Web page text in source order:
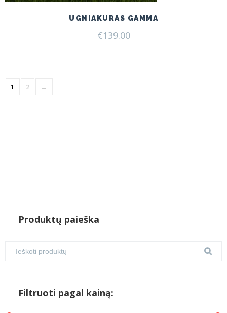
UGNIAKURAS GAMMA
€139.00
1 2 →
Produktų paieška
Filtruoti pagal kainą: